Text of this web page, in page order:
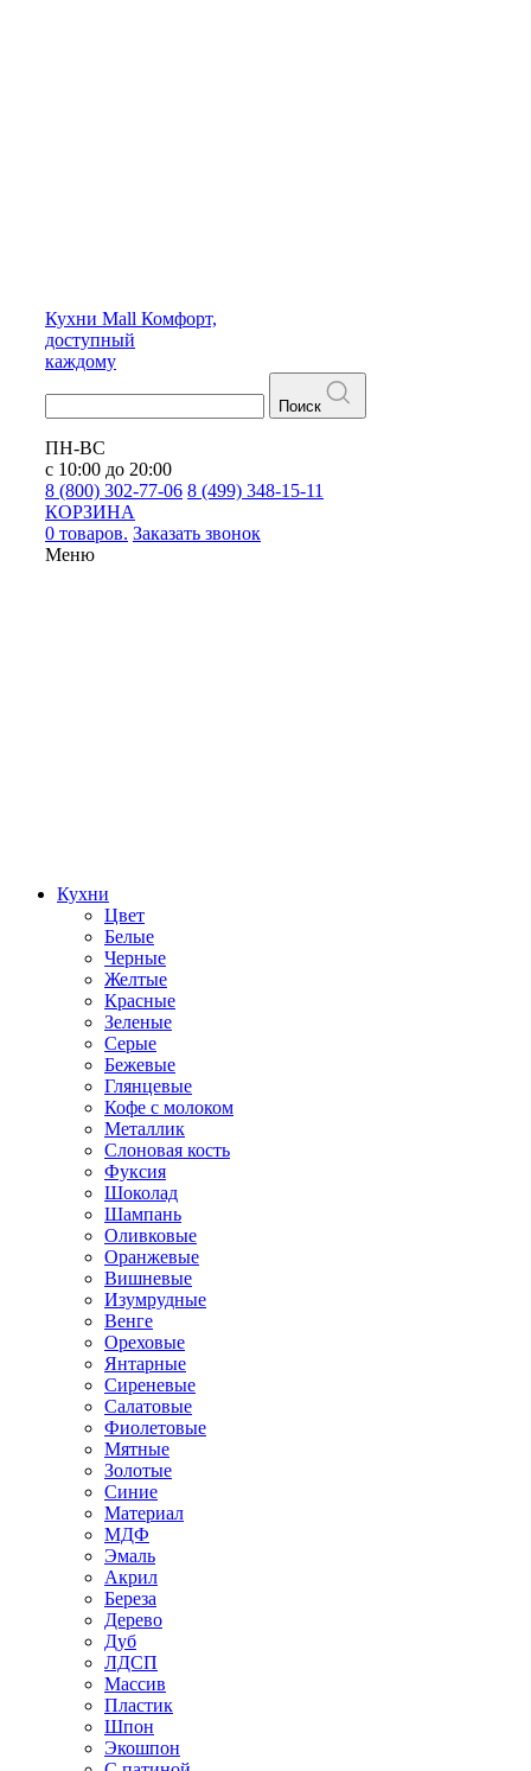
Кухни Mall Комфорт,
доступный
каждому
Поиск
ПН-ВС
с 10:00 до 20:00
8 (800) 302-77-06 8 (499) 348-15-11
КОРЗИНА
0 товаров. Заказать звонок
Меню
Кухни
Цвет
Белые
Черные
Желтые
Красные
Зеленые
Серые
Бежевые
Глянцевые
Кофе с молоком
Металлик
Слоновая кость
Фуксия
Шоколад
Шампань
Оливковые
Оранжевые
Вишневые
Изумрудные
Венге
Ореховые
Янтарные
Сиреневые
Салатовые
Фиолетовые
Мятные
Золотые
Синие
Материал
МДФ
Эмаль
Акрил
Береза
Дерево
Дуб
ЛДСП
Массив
Пластик
Шпон
Экошпон